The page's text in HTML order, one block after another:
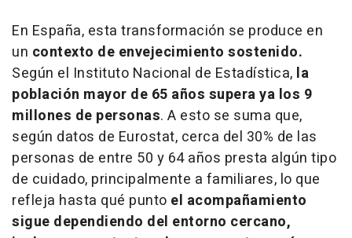
En España, esta transformación se produce en
un contexto de envejecimiento sostenido.
Según el Instituto Nacional de Estadística, la
población mayor de 65 años supera ya los 9
millones de personas. A esto se suma que,
según datos de Eurostat, cerca del 30% de las
personas de entre 50 y 64 años presta algún tipo
de cuidado, principalmente a familiares, lo que
refleja hasta qué punto el acompañamiento
sigue dependiendo del entorno cercano,